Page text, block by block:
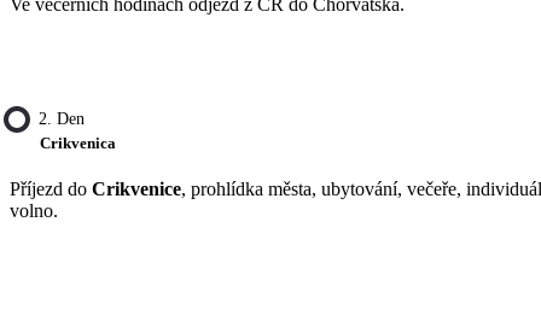
2. Den
Crikvenica
Příjezd do Crikvenice, prohlídka města, ubytování, večeře,
volno.